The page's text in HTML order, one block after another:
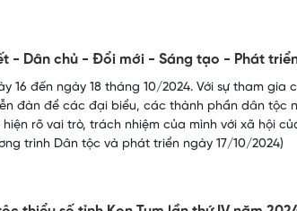
- Dân chủ - Đổi mới - Sáng tạo - Phát
16 đến ngày 18 tháng 10/2024. Với sự tham
đàn để các đại biểu, các thành phần dân tộc
rõ vai trò, trách nhiệm của mình với xã hội
trình Dân tộc và phát triển ngày 17/10/2024)